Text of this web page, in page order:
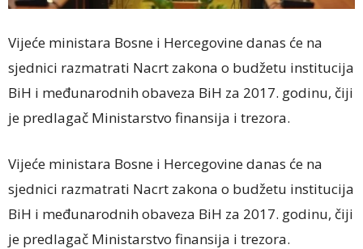
Vijeće ministara Bosne i Hercegovine danas će na
sjednici razmatrati Nacrt zakona o budžetu institucija
BiH i međunarodnih obaveza BiH za 2017. godinu, čiji
je predlagač Ministarstvo finansija i trezora.
Vijeće ministara Bosne i Hercegovine danas će na
sjednici razmatrati Nacrt zakona o budžetu institucija
BiH i međunarodnih obaveza BiH za 2017. godinu, čiji
je predlagač Ministarstvo finansija i trezora.